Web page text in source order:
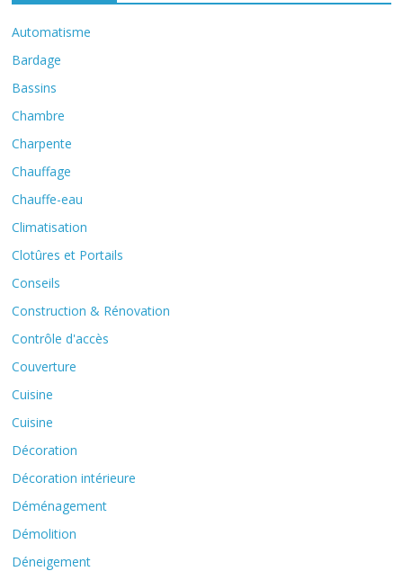
Automatisme
Bardage
Bassins
Chambre
Charpente
Chauffage
Chauffe-eau
Climatisation
Clotûres et Portails
Conseils
Construction & Rénovation
Contrôle d'accès
Couverture
Cuisine
Cuisine
Décoration
Décoration intérieure
Déménagement
Démolition
Déneigement